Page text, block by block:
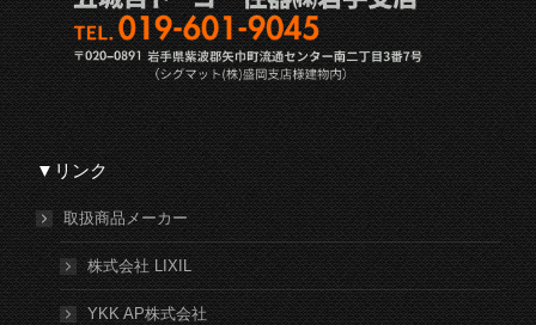
▼リンク
取扱商品メーカー
株式会社 LIXIL
YKK AP株式会社